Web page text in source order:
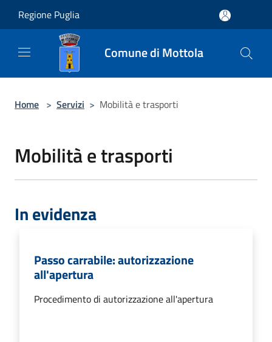
Regione Puglia
Comune di Mottola
Home > Servizi > Mobilità e trasporti
Mobilità e trasporti
In evidenza
Passo carrabile: autorizzazione
all'apertura
Procedimento di autorizzazione all'apertura